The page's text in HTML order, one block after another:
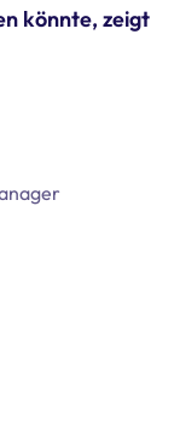
könnte, zeigt